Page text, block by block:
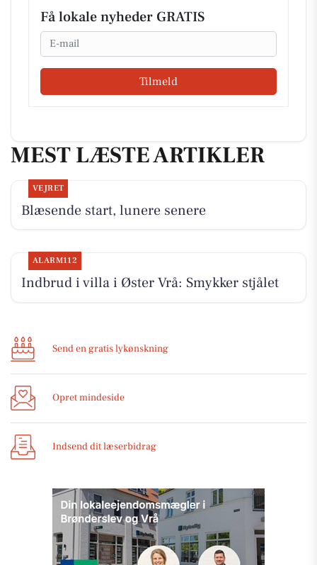
Få lokale nyheder GRATIS
Email
Tilmeld
MEST LÆSTE ARTIKLER
VEJRET
Blæsende start, lunere senere
ALARM112
Indbrud i villa i Øster Vrå: Smykker stjålet
Send en gratis lykønskning
Opret mindeside
Indsend dit læserbidrag